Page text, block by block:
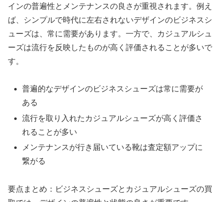
インの普遍性とメンテナンスの良さが重視されます。例え
ば、シンプルで時代に左右されないデザインのビジネスシ
ューズは、常に需要があります。一方で、カジュアルシュ
ーズは流行を反映したものが高く評価されることが多いで
す。
普遍的なデザインのビジネスシューズは常に需要が
ある
流行を取り入れたカジュアルシューズが高く評価さ
れることが多い
メンテナンスが行き届いている靴は査定額アップに
繋がる
要点まとめ：ビジネスシューズとカジュアルシューズの買